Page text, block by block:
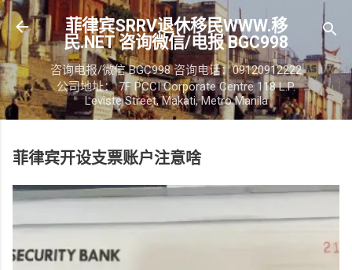
跳至主要内容
菲律宾SRRV退休移民WWW.移
民.NET 咨询微信/电报 BGC998
咨询电报/微信 BGC998 咨询电话：09120912222
公司地址： 7F PCCI Corporate Centre 118 L.P.
Leviste Street, Makati, Metro Manila
菲律宾开设支票账户注意啥